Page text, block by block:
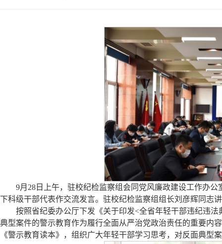
9月28日上午，驻校纪检监察组会同党风廉政建设工作办
下科级干部代表作交流发言。驻校纪检监察组组长刘彦辉同志
按照省纪委办公厅下发《关于印发<全省年轻干部违纪违
典型案件的警示教育作为履行全面从严治党政治责任的重要内
《警示教育读本》，组织广大年轻干部学习思考，对反面典型